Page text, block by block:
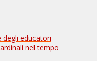
degli educatori
nel tempo